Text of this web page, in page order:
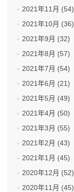
2021年11月 (54)
2021年10月 (36)
2021年9月 (32)
2021年8月 (57)
2021年7月 (54)
2021年6月 (21)
2021年5月 (49)
2021年4月 (50)
2021年3月 (55)
2021年2月 (43)
2021年1月 (45)
2020年12月 (52)
2020年11月 (45)